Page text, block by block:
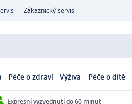
Zákaznický servis
Péče o zdraví Výživa Péče o dítě
Expresní vyzvednutí do 60 minut